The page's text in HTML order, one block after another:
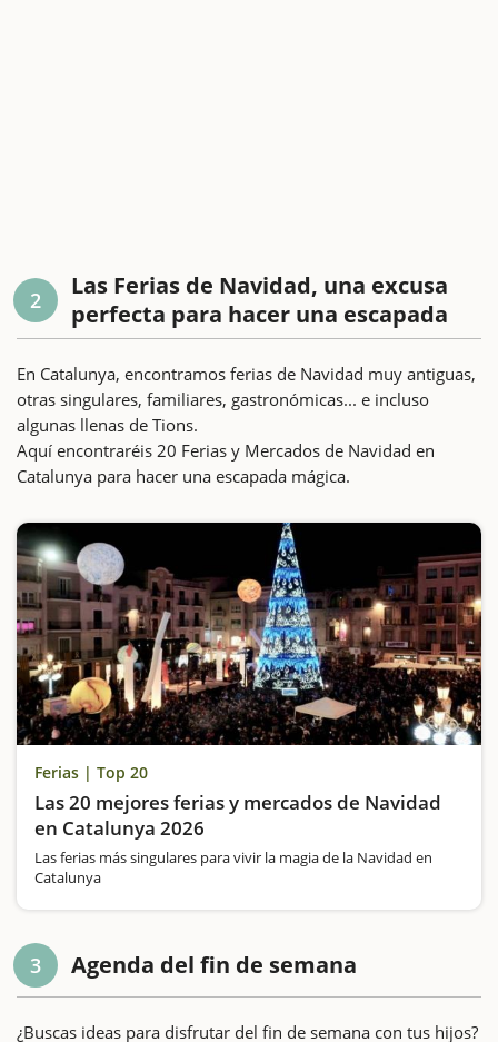
2
Las Ferias de Navidad, una excusa
perfecta para hacer una escapada
En Catalunya, encontramos ferias de Navidad muy antiguas,
otras singulares, familiares, gastronómicas... e incluso
algunas llenas de Tions.
Aquí encontraréis 20 Ferias y Mercados de Navidad en
Catalunya para hacer una escapada mágica.
Ferias | Top 20
Las 20 mejores ferias y mercados de Navidad
en Catalunya 2026
Las ferias más singulares para vivir la magia de la Navidad en
Catalunya
3 Agenda del fin de semana
¿Buscas ideas para disfrutar del fin de semana con tus hijos?